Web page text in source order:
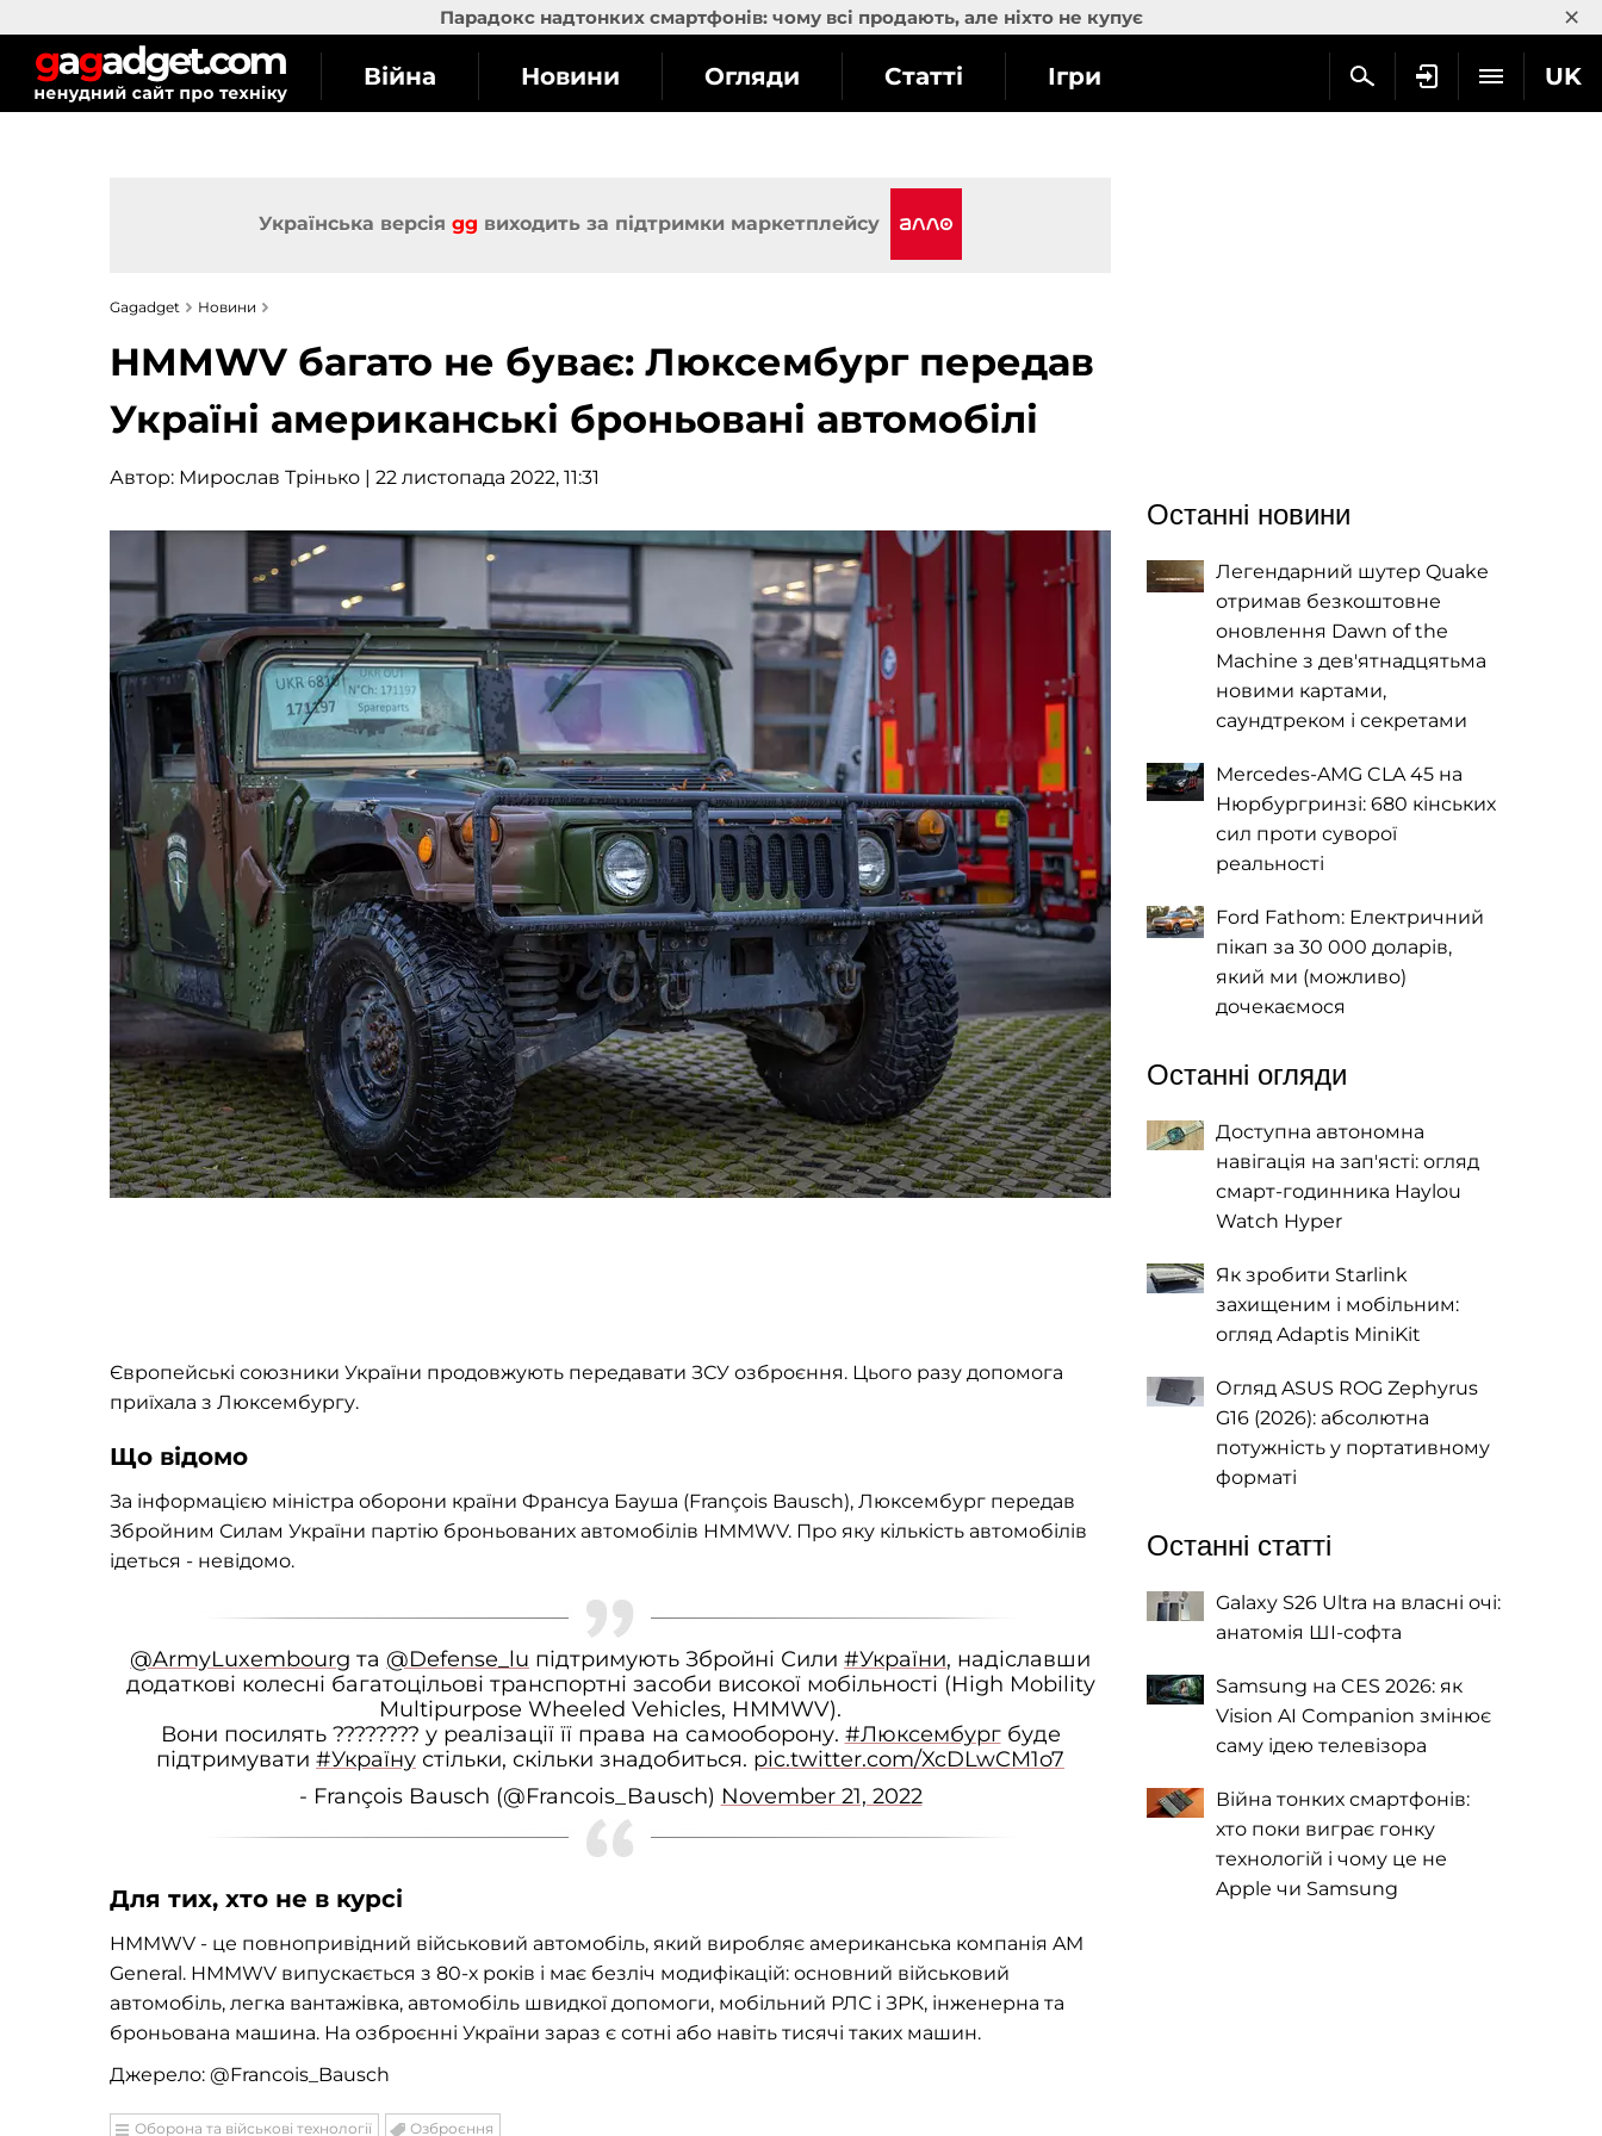
Парадокс надтонких смартфонів: чому всі продають, але ніхто не купує ×
UK
Війна Новини Огляди Статті Ігри
Українська версія gg виходить за підтримки маркетплейсу
Gagadget Новини
HMMWV багато не буває: Люксембург передав
Україні американські броньовані автомобілі
Автор: Мирослав Трінько | 22 листопада 2022, 11:31
Європейські союзники України продовжують передавати ЗСУ озброєння. Цього разу допомога
приїхала з Люксембургу.
Що відомо
За інформацією міністра оборони країни Франсуа Бауша (François Bausch), Люксембург передав
Збройним Силам України партію броньованих автомобілів HMMWV. Про яку кількість автомобілів
ідеться - невідомо.
@ArmyLuxembourg та @Defense_lu підтримують Збройні Сили #України, надіславши
додаткові колесні багатоцільові транспортні засоби високої мобільності (High Mobility
Multipurpose Wheeled Vehicles, HMMWV).
Вони посилять ???????? у реалізації її права на самооборону. #Люксембургбуде
підтримувати #Україну стільки, скільки знадобиться. pic.twitter.com/XcDLwCM1o7
- François Bausch (@Francois_Bausch) November 21, 2022
Для тих, хто не в курсі
HMMWV - це повнопривідний військовий автомобіль, який виробляє американська компанія AM
General. HMMWV випускається з 80-х років і має безліч модифікацій: основний військовий
автомобіль, легка вантажівка, автомобіль швидкої допомоги, мобільний РЛС і ЗРК, інженерна та
броньована машина. На озброєнні України зараз є сотні або навіть тисячі таких машин.
Джерело: @Francois_Bausch
Оборона та військові технології Озброєння
Останні новини
Легендарний шутер Quake
отримав безкоштовне
оновлення Dawn of the
Machine з дев'ятнадцятьма
новими картами,
саундтреком і секретами
Mercedes-AMG CLA 45 на
Нюрбургринзі: 680 кінських
сил проти суворої
реальності
Ford Fathom: Електричний
пікап за 30 000 доларів,
який ми (можливо)
дочекаємося
Останні огляди
Доступна автономна
навігація на зап'ясті: огляд
смарт-годинника Haylou
Watch Hyper
Як зробити Starlink
захищеним і мобільним:
огляд Adaptis MiniKit
Огляд ASUS ROG Zephyrus
G16 (2026): абсолютна
потужність у портативному
форматі
Останні статті
Galaxy S26 Ultra на власні очі:
анатомія ШІ-софта
Samsung на CES 2026: як
Vision AI Companion змінює
саму ідею телевізора
Війна тонких смартфонів:
хто поки виграє гонку
технологій і чому це не
Apple чи Samsung